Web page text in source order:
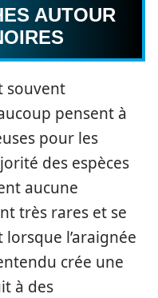
AUTOUR
souvent
pensent à
pour les
des espèces
aucune
très rares et se
l’araignée
crée une
à des